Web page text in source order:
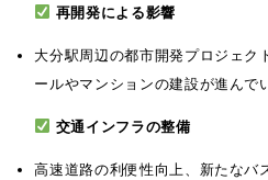
再開発による影響
大分駅周辺の都市開発プロジェク
ールやマンションの建設が進んで
交通インフラの整備
高速道路の利便性向上、新たなバ